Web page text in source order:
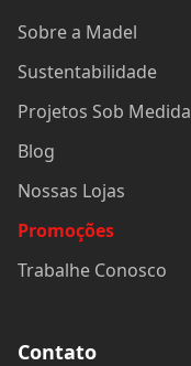
Sobre a Madel
Sustentabilidade
Projetos Sob Medida
Blog
Nossas Lojas
Promoções
Trabalhe Conosco
Contato